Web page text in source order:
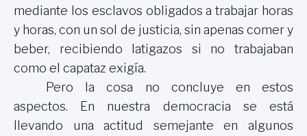
mediante los esclavos obligados a trabajar horas
y horas, con un sol de justicia, sin apenas comer y
beber, recibiendo latigazos si no trabajaban
como el capataz exigía.
Pero la cosa no concluye en estos
aspectos.
En nuestra democracia se está
llevando una actitud semejante en algunos